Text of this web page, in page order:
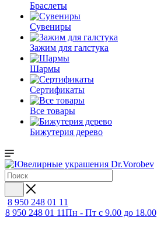
Браслеты
Сувениры
Зажим для галстука
Шармы
Сертификаты
Все товары
Бижутерия дерево
8 950 248 01 11
8 950 248 01 11Пн - Пт с 9.00 до 18.00